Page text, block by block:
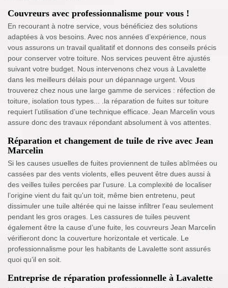
Couvreurs avec professionnalisme pour vous !
En recourant à notre service, vous bénéficiez des solutions
adaptées à vos besoins. Avec nos années d’expérience, nous
vous assurons un travail qualitatif et donnons des conseils précis
pour conserver votre toiture. Nos services peuvent être ajustés
suivant votre budget. Nous intervenons chez vous à Lavalette
dans les meilleurs délais pour un dépannage urgent. Vous
trouverez chez nous une large gamme de services : réfection de
toiture, isolation tous types... .la réparation de fuites sur toiture
requiert l’utilisation d’une technique efficace. Jean Marcelin vous
assure donc des travaux répondant absolument à vos attentes.
Réparation et changement de tuile de rive avec Jean
Marcelin
Si les causes usuelles de fuites proviennent de tuiles abîmées ou
cassées par des vents violents, elles peuvent être dues aussi à
des veilles tuiles percées par l'usure. La complexité de localiser
l’origine vient du fait qu'un toit, même bien entretenu, peut
dissimuler une tuile altérée qui ne laisse infiltrer l'eau seulement
pendant les gros orages. Les cassures de tuiles peuvent
également être la cause d’une fuite, les couvreurs Jean Marcelin
vérifieront donc la couverture horizontale et verticale. Le
professionnalisme pour les habitants de Lavalette sont assurés
quoi qu’il en soit.
Entreprise de réparation professionnelle à Lavalette